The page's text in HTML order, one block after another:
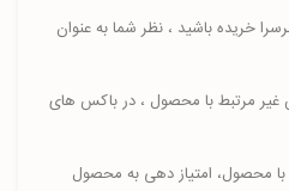
خریده باشید ، نظر شما به عنوان
مرتبط با محصول ، در باکس های
محصول، امتیاز دهی به محصول